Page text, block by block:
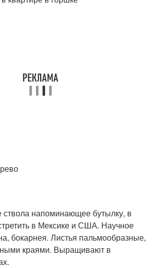
напоминающее бутылку, в
в Мексике и США. Научное
бокарнея. Листья пальмообразные,
краями. Выращивают в